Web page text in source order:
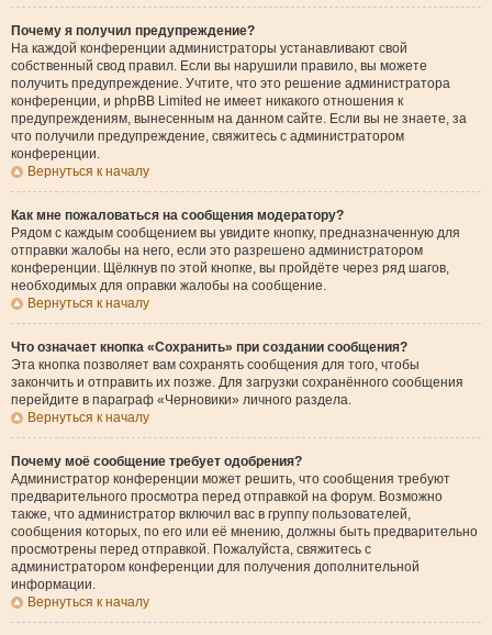
Почему я получил предупреждение?
На каждой конференции администраторы устанавливают свой
собственный свод правил. Если вы нарушили правило, вы можете
получить предупреждение. Учтите, что это решение администратора
конференции, и phpBB Limited не имеет никакого отношения к
предупреждениям, вынесенным на данном сайте. Если вы не знаете, за
что получили предупреждение, свяжитесь с администратором
конференции.
Вернуться к началу
Как мне пожаловаться на сообщения модератору?
Рядом с каждым сообщением вы увидите кнопку, предназначенную для
отправки жалобы на него, если это разрешено администратором
конференции. Щёлкнув по этой кнопке, вы пройдёте через ряд шагов,
необходимых для оправки жалобы на сообщение.
Вернуться к началу
Что означает кнопка «Сохранить» при создании сообщения?
Эта кнопка позволяет вам сохранять сообщения для того, чтобы
закончить и отправить их позже. Для загрузки сохранённого сообщения
перейдите в параграф «Черновики» личного раздела.
Вернуться к началу
Почему моё сообщение требует одобрения?
Администратор конференции может решить, что сообщения требуют
предварительного просмотра перед отправкой на форум. Возможно
также, что администратор включил вас в группу пользователей,
сообщения которых, по его или её мнению, должны быть предварительно
просмотрены перед отправкой. Пожалуйста, свяжитесь с
администратором конференции для получения дополнительной
информации.
Вернуться к началу